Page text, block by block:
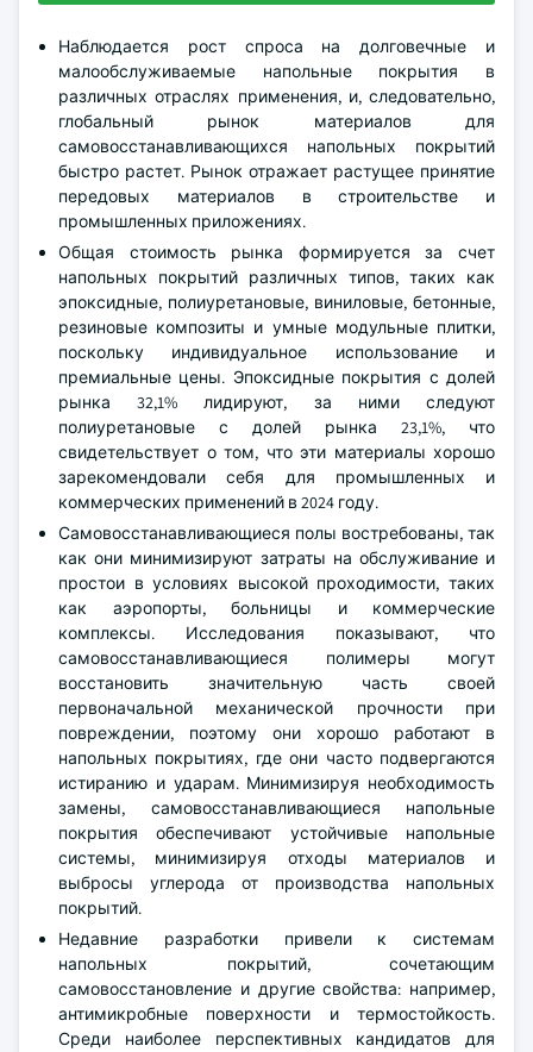
Наблюдается рост спроса на долговечные и
малообслуживаемые напольные покрытия в
различных отраслях применения, и, следовательно,
глобальный рынок материалов для
самовосстанавливающихся напольных покрытий
быстро растет. Рынок отражает растущее принятие
передовых материалов в строительстве и
промышленных приложениях.
Общая стоимость рынка формируется за счет
напольных покрытий различных типов, таких как
эпоксидные, полиуретановые, виниловые, бетонные,
резиновые композиты и умные модульные плитки,
поскольку индивидуальное использование и
премиальные цены. Эпоксидные покрытия с долей
рынка 32,1% лидируют, за ними следуют
полиуретановые с долей рынка 23,1%, что
свидетельствует о том, что эти материалы хорошо
зарекомендовали себя для промышленных и
коммерческих применений в 2024 году.
Самовосстанавливающиеся полы востребованы, так
как они минимизируют затраты на обслуживание и
простои в условиях высокой проходимости, таких
как аэропорты, больницы и коммерческие
комплексы. Исследования показывают, что
самовосстанавливающиеся полимеры могут
восстановить значительную часть своей
первоначальной механической прочности при
повреждении, поэтому они хорошо работают в
напольных покрытиях, где они часто подвергаются
истиранию и ударам. Минимизируя необходимость
замены, самовосстанавливающиеся напольные
покрытия обеспечивают устойчивые напольные
системы, минимизируя отходы материалов и
выбросы углерода от производства напольных
покрытий.
Недавние разработки привели к системам
напольных покрытий, сочетающим
самовосстановление и другие свойства: например,
антимикробные поверхности и термостойкость.
Среди наиболее перспективных кандидатов для